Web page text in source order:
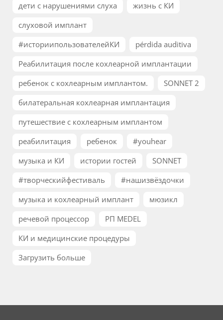
дети с нарушениями слуха
жизнь с КИ
слуховой имплант
#историипользователейКИ
pérdida auditiva
Реабилитация после кохлеарной имплантации
ребенок с кохлеарным имплантом.
SONNET 2
билатеральная кохлеарная имплантация
путешествие с кохлеарным имплантом
реабилитация
ребенок
#youhear
музыка и КИ
истории гостей
SONNET
#творческийфестиваль
#нашизвёздочки
музыка и кохлеарный имплант
мюзикл
речевой процессор
РП MEDEL
КИ и медицинские процедуры
Загрузить больше